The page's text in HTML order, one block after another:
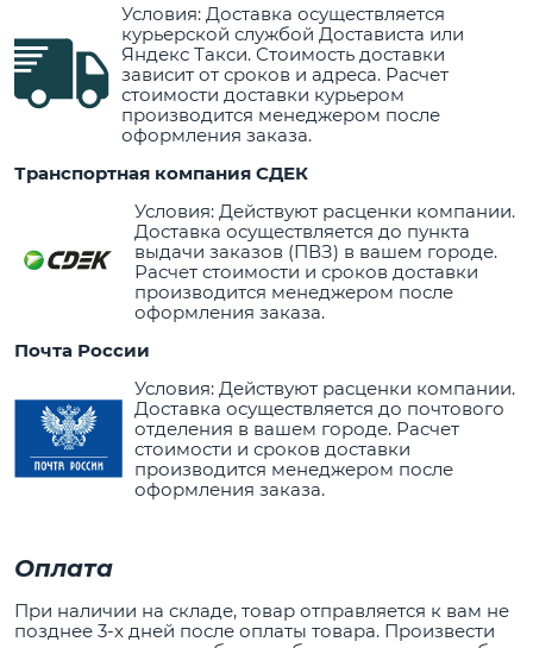
Условия: Доставка осуществляется
курьерской службой Достависта или
Яндекс Такси. Стоимость доставки
зависит от сроков и адреса. Расчет
стоимости доставки курьером
производится менеджером после
оформления заказа.
Транспортная компания СДЕК
Условия: Действуют расценки компании.
Доставка осуществляется до пункта
выдачи заказов (ПВЗ) в вашем городе.
Расчет стоимости и сроков доставки
производится менеджером после
оформления заказа.
Почта России
Условия: Действуют расценки компании.
Доставка осуществляется до почтового
отделения в вашем городе. Расчет
стоимости и сроков доставки
производится менеджером после
оформления заказа.
Оплата
При наличии на складе, товар отправляется к вам не
позднее 3-х дней после оплаты товара. Произвести